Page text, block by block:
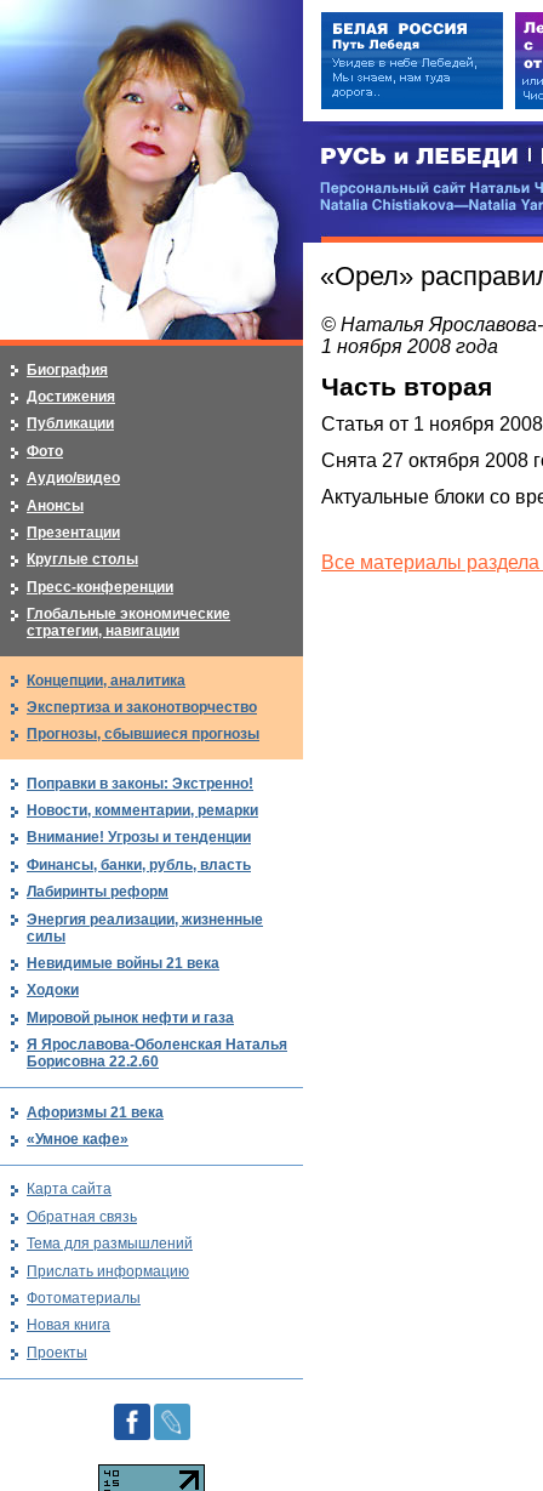
РУСЬ и ЛЕБЕДИ | RUSI —
Персональный сайт Натальи
«Орел»
© Наталья
1 ноября 2008 года
Часть вторая
Статья от 1 ноября
Снята 27 октября 2008
Актуальные блоки со
Все материалы
Биография
Достижения
Публикации
Фото
Аудио/видео
Анонсы
Презентации
Круглые столы
Пресс-конференции
Глобальные экономические
стратегии, навигации
Концепции, аналитика
Экспертиза и законотворчество
Прогнозы, сбывшиеся прогнозы
Поправки в законы: Экстренно!
Новости, комментарии, ремарки
Внимание! Угрозы и тенденции
Финансы, банки, рубль, власть
Лабиринты реформ
Энергия реализации, жизненные
силы
Невидимые войны 21 века
Ходоки
Мировой рынок нефти и газа
Я Ярославова-Оболенская Наталья
Борисовна 22.2.60
Афоризмы 21 века
«Умное кафе»
Карта сайта
Обратная связь
Тема для размышлений
Прислать информацию
Фотоматериалы
Новая книга
Проекты